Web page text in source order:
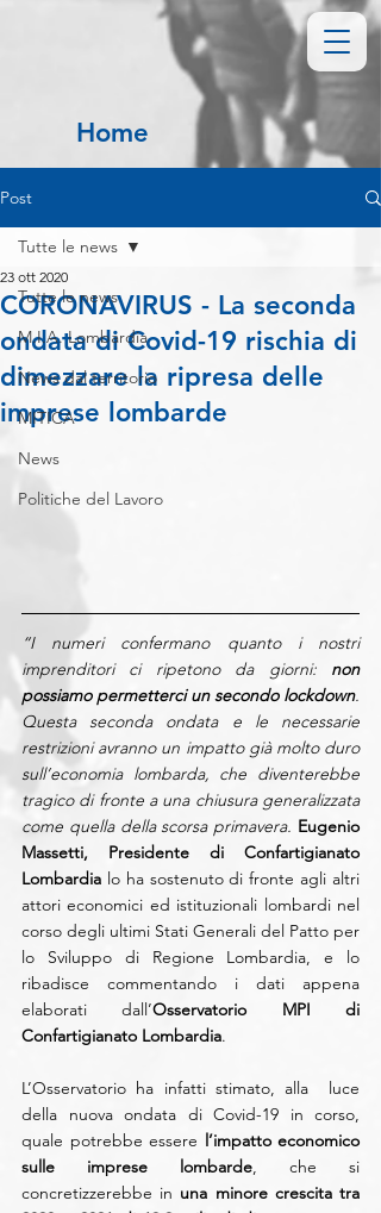
Home
Post
Tutte le news
M.I.A. Lombardia
News dal territorio
MITICA
News
Politiche del Lavoro
Tutte le news
CORONAVIRUS - La seconda
ondata di Covid-19 rischia di
dimezzare la ripresa delle
imprese lombarde
23 ott 2020
“I numeri confermano quanto i nostri
imprenditori ci ripetono da giorni: non
possiamo permetterci un secondo lockdown.
Questa seconda ondata e le necessarie
restrizioni avranno un impatto già molto duro
sull’economia lombarda, che diventerebbe
tragico di fronte a una chiusura generalizzata
come quella della scorsa primavera. Eugenio
Massetti, Presidente di Confartigianato
Lombardia lo ha sostenuto di fronte agli altri
attori economici ed istituzionali lombardi nel
corso degli ultimi Stati Generali del Patto per
lo Sviluppo di Regione Lombardia, e lo
ribadisce commentando i dati appena
elaborati dall’Osservatorio MPI di
Confartigianato Lombardia.
L’Osservatorio ha infatti stimato, alla  luce
della nuova ondata di Covid-19 in corso,
quale potrebbe essere
l’impatto economico
sulle imprese lombarde, che si
concretizzerebbe in una minore crescita tra